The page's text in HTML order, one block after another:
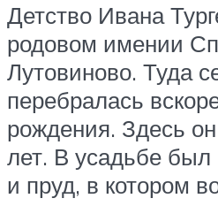
Детство Ивана
родовом имении
Лутовиново. Туда
перебралась
рождения. Здесь
лет. В усадьбе
и пруд, в котором